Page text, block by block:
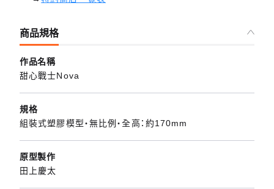
商品規格
作品名稱
甜心戰士Nova
規格
組裝式塑膠模型・無比例・全高：約170mm
原型製作
田上慶太